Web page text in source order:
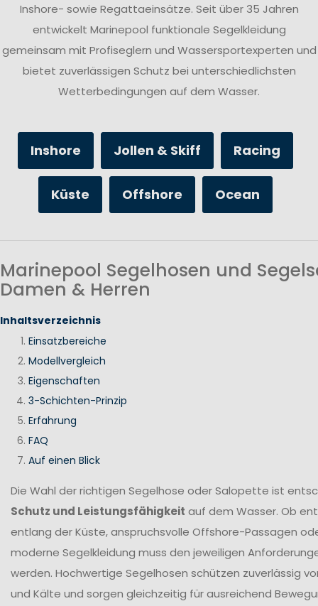
Inshore- sowie Regattaeinsätze. Seit über 35 Jahren
entwickelt Marinepool funktionale Segelkleidung
gemeinsam mit Profiseglern und Wassersportexperten und
bietet zuverlässigen Schutz bei unterschiedlichsten
Wetterbedingungen auf dem Wasser.
Inshore Jollen & Skiff Racing
Küste Offshore Ocean
Marinepool Segelhosen und
Damen & Herren
Inhaltsverzeichnis
Einsatzbereiche
Modellvergleich
Eigenschaften
3-Schichten-Prinzip
Erfahrung
FAQ
Auf einen Blick
Die Wahl der richtigen Segelhose oder Salopette ist
Schutz und Leistungsfähigkeit auf dem Wasser. Ob
entlang der Küste, anspruchsvolle Offshore-Passagen
moderne Segelkleidung muss den jeweiligen
werden. Hochwertige Segelhosen schützen zuverlässig
und Kälte und sorgen gleichzeitig für ausreichend